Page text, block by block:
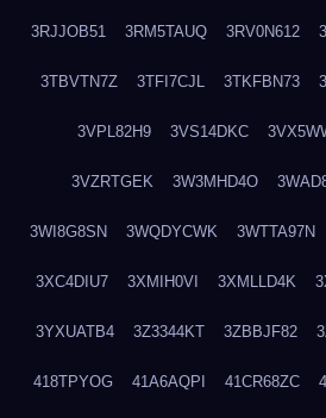
3RJJOB51 3RM5TAUQ 3RV0N612
3TBVTN7Z 3TFI7CJL 3TKFBN73
3VPL82H9 3VS14DKC
3VZRTGEK 3W3MHD4O
3WI8G8SN 3WQDYCWK 3WTTA97N
3XC4DIU7 3XMIH0VI 3XMLLD4K
3YXUATB4 3Z3344KT 3ZBBJF82
418TPYOG 41A6AQPI 41CR68ZC